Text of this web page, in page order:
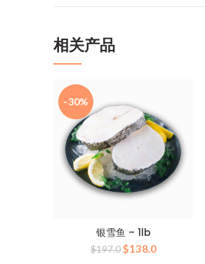
相关产品
-30%
银雪鱼 – 1lb
$197.0 原
$138.0当